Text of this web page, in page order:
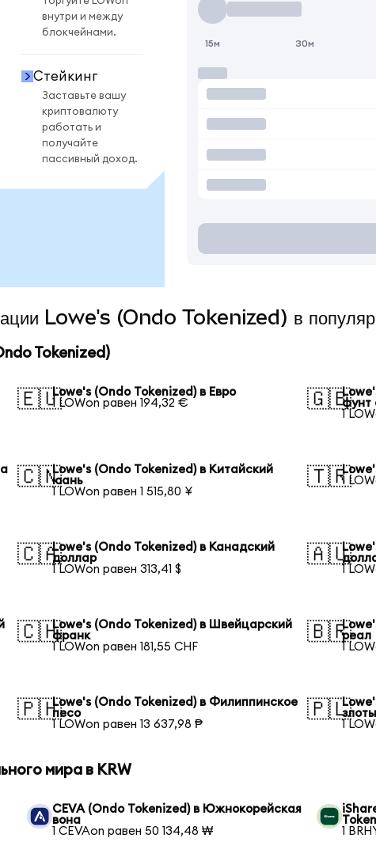
внутри и между
блокчейнами.
Стейкинг
Заставьте вашу
криптовалюту
работать и
получайте
пассивный доход.
15м 30м
Lowe's (Ondo Tokenized) в
Tokenized)
🇪🇺Lowe's (Ondo Tokenized) в Евро
1 LOWon равен 194,32 €
🇬🇧фунт
1
🇨🇳Lowe's (Ondo Tokenized) в Китайский
юань
1 LOWon равен 1 515,80 ¥
🇹🇷
1
🇨🇦Lowe's (Ondo Tokenized) в Канадский
доллар
1 LOWon равен 313,41 $
🇦🇺
1
🇨🇭Lowe's (Ondo Tokenized) в Швейцарский
франк
1 LOWon равен 181,55 CHF
🇧🇷реал
1
🇵🇭Lowe's (Ondo Tokenized) в Филиппинское
песо
1 LOWon равен 13 637,98 ₱
🇵🇱
1
мира в KRW
CEVA (Ondo Tokenized) в Южнокорейская
вона
1 CEVAon равен 50 134,48 ₩
1